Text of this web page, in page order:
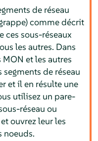
de réseau
comme décrit
ces sous-réseaux
les autres. Dans
et les autres
de réseau
et il en résulte une
utilisez un pare-
réseau ou
ouvrez leur les
noeuds.